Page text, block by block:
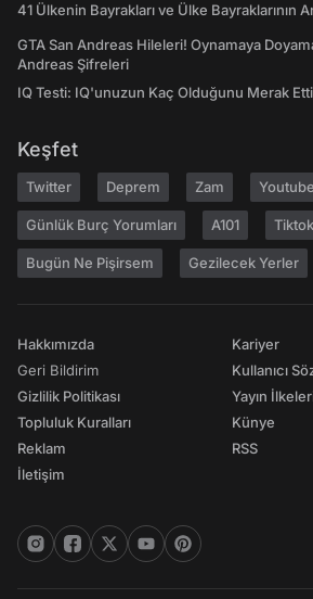
41 Ülkenin Bayrakları ve Ülke Bayraklarının
GTA San Andreas Hileleri! Oynamaya
Andreas Şifreleri
IQ Testi: IQ'unuzun Kaç Olduğunu Merak
Keşfet
Twitter Deprem Zam Youtube
Günlük Burç Yorumları A101 Tiktok
Bugün Ne Pişirsem Gezilecek Yerler
Hakkımızda
Geri Bildirim
Gizlilik Politikası
Topluluk Kuralları
Reklam
İletişim
Kariyer
Kullanıcı
Yayın
Künye
RSS